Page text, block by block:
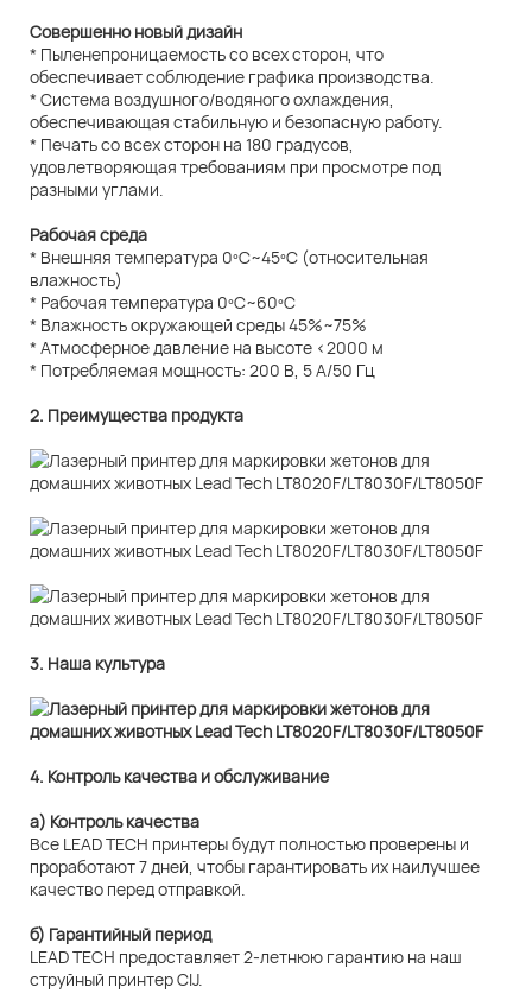
Совершенно новый дизайн
* Пыленепроницаемость со всех сторон, что
обеспечивает соблюдение графика производства.
* Система воздушного/водяного охлаждения,
обеспечивающая стабильную и безопасную работу.
* Печать со всех сторон на 180 градусов,
удовлетворяющая требованиям при просмотре под
разными углами.
Рабочая среда
* Внешняя температура 0ºC~45ºC (относительная
влажность)
* Рабочая температура 0ºC~60ºC
* Влажность окружающей среды 45%~75%
* Атмосферное давление на высоте <2000 м
* Потребляемая мощность: 200 В, 5 А/50 Гц
2. Преимущества продукта
3. Наша культура
4. Контроль качества и обслуживание
а) Контроль качества
Все LEAD TECH принтеры будут полностью проверены и
проработают 7 дней, чтобы гарантировать их наилучшее
качество перед отправкой.
б) Гарантийный период
LEAD TECH предоставляет 2-летнюю гарантию на наш
струйный принтер CIJ.